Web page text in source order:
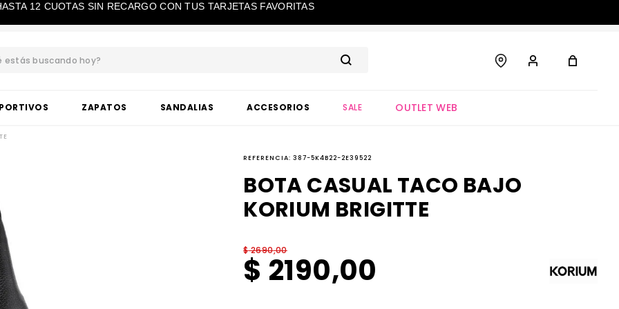
12 CUOTAS SIN RECARGO CON TUS TARJETAS FAVORITAS
ZAPATOS SANDALIAS ACCESORIOS SALE OUTLET WEB
REFERENCIA:387-5K4B22-2E39522
BOTA CASUAL TACO BAJO
KORIUM BRIGITTE
$ 2690,00
$ 2190,00
taco